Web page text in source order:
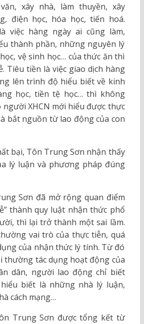
xây nhà, làm thuyền, xây
điện học, hóa học, tiến hoá.
việc hàng ngày ai cũng làm,
thành phần, những nguyên lý
vệ sinh học… của thức ăn thì
Tiêu tiền là việc giao dịch hàng
lên trình độ hiểu biết về kinh
học, tiền tệ học… thì không
người XHCN mới hiểu được thực
bắt nguồn từ lao động của con
bại, Tôn Trung Sơn nhận thấy
lý luận và phương pháp đúng
Sơn đã mở rộng quan điểm
thành quy luật nhận thức phổ
thì lại trở thành một sai lầm.
vai trò của thực tiễn, quá
của nhận thức lý tính. Từ đó
thường tác dụng hoạt động của
dân, người lao động chỉ biết
biết là những nhà lý luận,
cách mạng…
Trung Sơn được tổng kết từ